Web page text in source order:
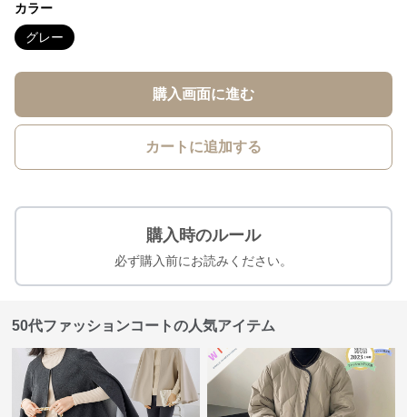
カラー
グレー
購入画面に進む
カートに追加する
購入時のルール
必ず購入前にお読みください。
50代ファッションコートの人気アイテム